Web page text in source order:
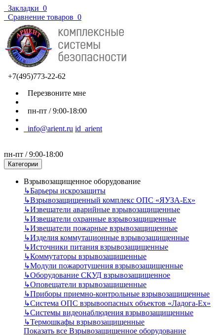
Закладки 0
Сравнение товаров 0
+7(495)773-22-62
Перезвоните мне
пн-пт / 9:00-18:00
info@arient.ru id_arient
пн-пт / 9:00-18:00
Категории
Взрывозащищенное оборудование
↳Барьеры искрозащиты
↳Взрывозащищенный комплекс ОПС «ЯУЗА-Ех»
↳Извещатели аварийные взрывозащищенные
↳Извещатели охранные взрывозащищенные
↳Извещатели пожарные взрывозащищенные
↳Изделия коммутационные взрывозащищенные
↳Источники питания взрывозащищенные
↳Коммутаторы взрывозащищенные
↳Модули пожаротушения взрывозащищенные
↳Оборудование СКУД взрывозащищенное
↳Оповещатели взрывозащищенные
↳Приборы приемно-контрольные взрывозащищенные
↳Система ОПС взрывоопасных объектов «Ладога-Ex»
↳Системы видеонаблюдения взрывозащищенные
↳Термошкафы взрывозащищенные
Показать все Взрывозащищенное оборудование